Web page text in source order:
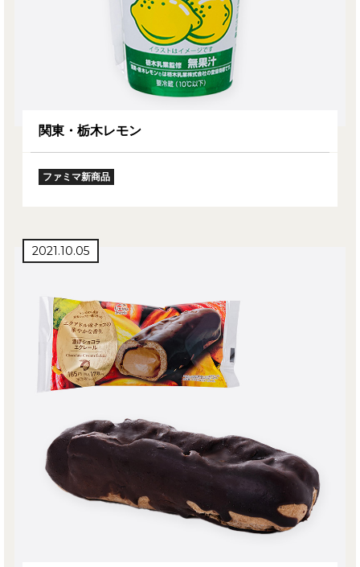
関東・栃木レモン
ファミマ新商品
2021.10.05